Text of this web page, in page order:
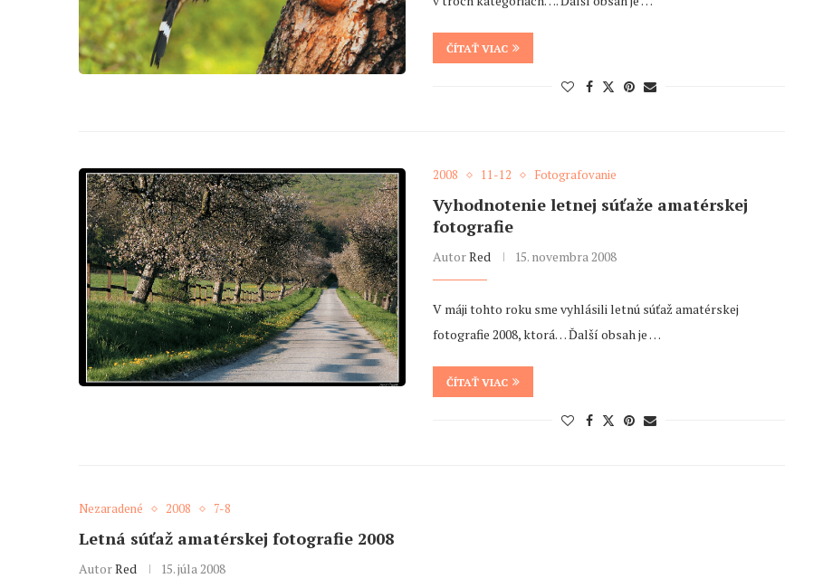
ČÍTAŤ VIAC
2008 11-12 Fotografovanie
Vyhodnotenie letnej súťaže amatérskej
fotografie
AutorRed 15. novembra 2008
V máji tohto roku sme vyhlásili letnú súťaž amatérskej
fotografie 2008, ktorá… Ďalší obsah je …
ČÍTAŤ VIAC
Nezaradené 2008 7-8
Letná súťaž amatérskej fotografie 2008
AutorRed 15. júla 2008